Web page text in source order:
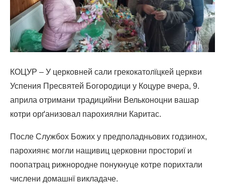
КОЦУР – У церковней сали грекокатолїцкей церкви
Успения Пресвятей Богородици у Коцуре вчера, 9.
априла отримани традицийни Вельконоцни вашар
котри орґанизовал парохиялни Каритас.
После Службох Божих у предполадньових годзинох,
парохиянє могли нащивиц церковни просториї и
поопатрац рижнородне понукнуце котре порихтали
числени домашнї викладаче.